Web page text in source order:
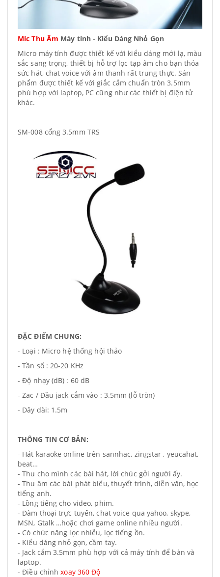
Míc Thu Âm Máy tính - Kiểu Dáng Nhỏ Gọn
Micro máy tính được thiết kế với kiểu dáng mới lạ, màu
sắc sang trọng, thiết bị hỗ trợ lọc tạp âm cho bạn thỏa
sức hát, chat voice với âm thanh rất trung thực. Sản
phẩm được thiết kế với giắc cắm chuẩn tròn 3.5mm
phù hợp với laptop, PC cũng như các thiết bị điện tử
khác.
SM-008 cổng 3.5mm TRS
ĐẶC ĐIỂM CHUNG:
- Loại : Micro hệ thống hội thảo
- Tần số : 20-20 KHz
- Độ nhạy (dB) : 60 dB
- Zac / Đầu jack cắm vào : 3.5mm (lỗ tròn)
- Dây dài: 1.5m
THÔNG TIN CƠ BẢN:
- Hát karaoke online trên sannhac, zingstar , yeucahat,
beat…
- Thu cho mình các bài hát, lời chúc gởi người ấy.
- Thu âm các bài phát biểu, thuyết trình, diễn văn, học
tiếng anh.
- Lồng tiếng cho video, phim.
- Đàm thoại trực tuyến, chat voice qua yahoo, skype,
MSN, Gtalk …hoặc chơi game online nhiều người.
- Có chức năng lọc nhiễu, lọc tiếng ồn.
- Kiểu dáng nhỏ gọn, cầm tay.
- Jack cắm 3.5mm phù hợp với cả máy tính để bàn và
laptop.
- Điều chỉnh xoay 360 Độ